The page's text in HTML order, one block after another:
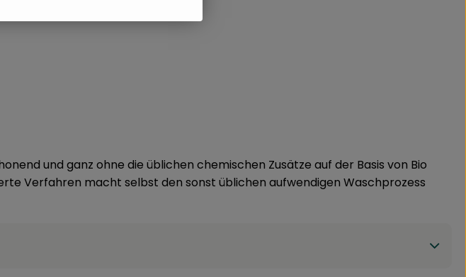
und ganz ohne die üblichen chemischen Zusätze auf der Basis von Bio
Verfahren macht selbst den sonst üblichen aufwendigen Waschprozess